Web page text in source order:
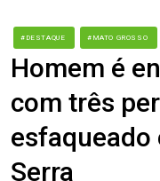
#DESTAQUE #MATO GROSSO
Homem é
com três
esfaqueado
Serra